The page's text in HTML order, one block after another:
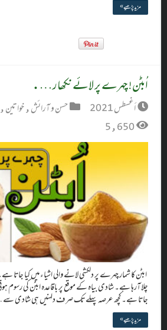
مزید پڑھیے »
اُبٹن! چہرے پر لائے نکھار….
أغسطس 2021 حسن و آرائش,خواتین
5,650
ابٹن کا شمار چہرے پر دلکشی لانے والی اشیاء میں کیا
چلا آرہا ہے۔ شادی بیاہ کے موقع پر باقاعدہ ابٹن کی رسوم
جاتا ہے۔ کچھ عرصہ پہلے تک صرف دلہنیں ہی شادی
مزید پڑھیے »